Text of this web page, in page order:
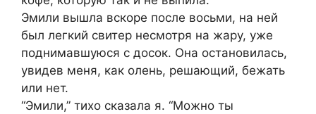
Эмили вышла вскоре после восьми, на ней
был легкий свитер несмотря на жару, уже
поднимавшуюся с досок. Она остановилась,
увидев меня, как олень, решающий, бежать
или нет.
“Эмили,” тихо сказала я. “Можно ты